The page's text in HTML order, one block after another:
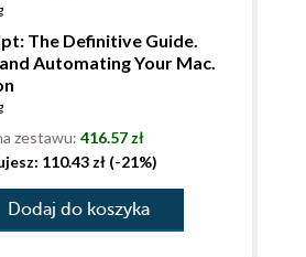
The Definitive Guide.
Automating Your Mac.
zestawu: 416.57 zł
110.43 zł (-21%)
Dodaj do koszyka